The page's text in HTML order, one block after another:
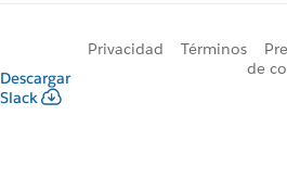
Descargar
Slack
Privacidad Términos
de